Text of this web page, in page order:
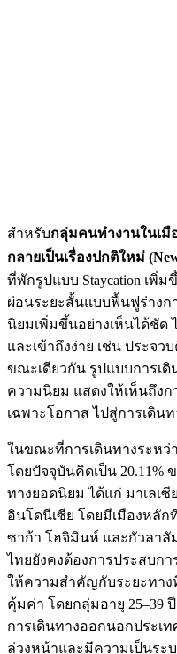
สำหรับกลุ่มคนทำงานในเมื
กลายเป็นเรื่องปกติใหม่
ที่พักรูปแบบ Staycation เพิ่
ผ่อนระยะสั้นแบบฟื้นฟูร่างก
นิยมเพิ่มขึ้นอย่างเห็นได้ชัด
และเข้าถึงง่าย เช่น ประจว
ขณะเดียวกัน รูปแบบการเดิ
ความนิยม แสดงให้เห็นถึงก
เฉพาะโอกาส ไปสู่การเดิน
ในขณะที่การเดินทางระหว่
โดยปัจจุบันคิดเป็น 20.11%
ทางยอดนิยม ได้แก่ มาเลเ
อินโดนีเซีย โดยมีเมืองหลัก
ซาก้า โฮจิมินห์ และกัวลาลั
ไทยยังคงต้องการประสบก
ให้ความสำคัญกับระยะทาง
คุ้มค่า โดยกลุ่มอายุ 25–39
การเดินทางออกนอกประเ
ล่วงหน้าและมีความเป็นระ